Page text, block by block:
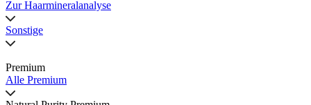
Zur Haarmineralanalyse
Sonstige
Premium
Alle Premium